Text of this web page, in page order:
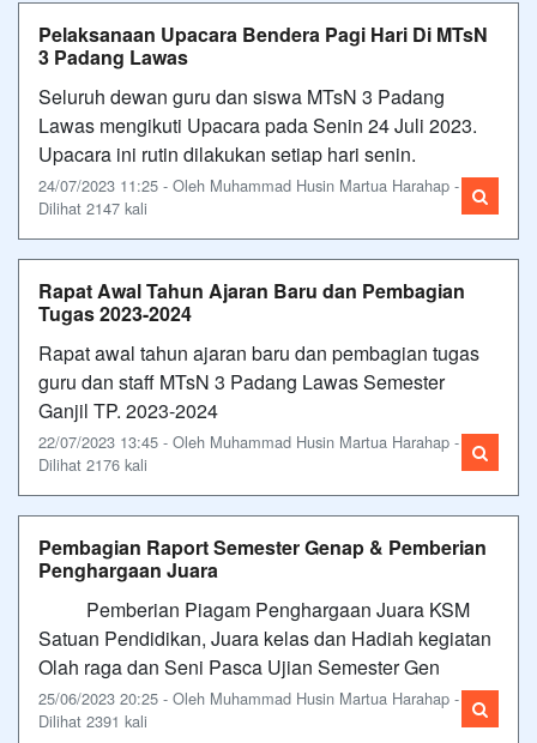
Pelaksanaan Upacara Bendera Pagi Hari Di MTsN
3 Padang Lawas
Seluruh dewan guru dan siswa MTsN 3 Padang
Lawas mengikuti Upacara pada Senin 24 Juli 2023.
Upacara ini rutin dilakukan setiap hari senin.
24/07/2023 11:25 - Oleh Muhammad Husin Martua Harahap -
Dilihat 2147 kali
Rapat Awal Tahun Ajaran Baru dan Pembagian
Tugas 2023-2024
Rapat awal tahun ajaran baru dan pembagian tugas
guru dan staff MTsN 3 Padang Lawas Semester
Ganjil TP. 2023-2024
22/07/2023 13:45 - Oleh Muhammad Husin Martua Harahap -
Dilihat 2176 kali
Pembagian Raport Semester Genap & Pemberian
Penghargaan Juara
Pemberian Piagam Penghargaan Juara KSM
Satuan Pendidikan, Juara kelas dan Hadiah kegiatan
Olah raga dan Seni Pasca Ujian Semester Gen
25/06/2023 20:25 - Oleh Muhammad Husin Martua Harahap -
Dilihat 2391 kali